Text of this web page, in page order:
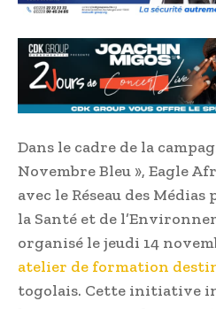
Dans le cadre de la
Novembre Bleu », Eagle
avec le Réseau des
la Santé et de
organisé le jeudi 14
atelier de formation
togolais. Cette initiative